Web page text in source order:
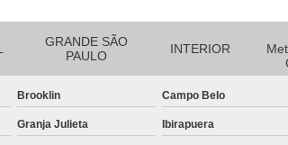
Curvamento de Tubos
Curvamento de Tubos
Corte e Dobra Chapa
Corte e
Dobra Chapa de Alumínio
GRANDE SÃO
PAULO
INTERIOR
Brooklin Campo Belo
Granja Julieta Ibirapuera